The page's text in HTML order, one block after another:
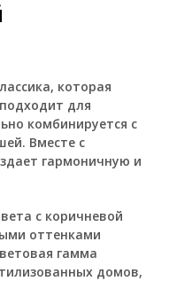
которая
для
комбинируется с
Вместе с
гармоничную и
с коричневой
оттенками
гамма
домов,